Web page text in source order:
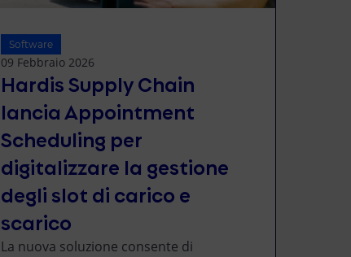
Software
09 Febbraio 2026
Hardis Supply Chain
lancia Appointment
Scheduling per
digitalizzare la gestione
degli slot di carico e
scarico
La nuova soluzione consente di